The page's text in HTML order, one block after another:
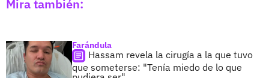
Mira también:
Farándula
Hassam revela la cirugía a la que tuvo
que someterse: "Tenía miedo de lo que